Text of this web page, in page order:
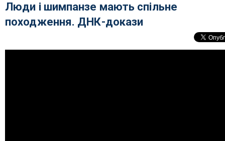
Люди і шимпанзе мають спільне
походження. ДНК-докази